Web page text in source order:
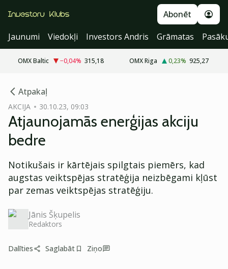
Abonēt
Jaunumi
Viedokļi Investors Andris Grāmatas
OMX Baltic −0,04% 315,18 OMX Riga 0,23% 925,27
Atpakaļ
AKCIJA 30.10.23, 09:03
Atjaunojamās enerģijas akciju
bedre
Notikušais ir kārtējais spilgtais piemērs, kad
augstas veiktspējas stratēģija neizbēgami kļūst
par zemas veiktspējas stratēģiju.
Jānis Šķupelis
Redaktors
Dalīties Saglabāt Ziņo